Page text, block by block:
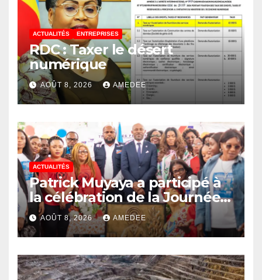
ACTUALITÉS ENTREPRISES
RDC : Taxer le désert
numérique
AOÛT 8, 2026 AMEDEE
ACTUALITÉS
Patrick Muyaya a participé à
la célébration de la Journée
nationale de la Presse
congolaise organisée par la
Tribune des Femmes de
Médias et l’Union Nationale
des Caméramans du Congo
AOÛT 8, 2026 AMEDEE